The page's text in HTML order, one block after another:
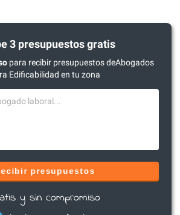
3 presupuestos gratis
para recibir presupuestos deAbogados
Edificabilidad en tu zona
presupuestos
y sin compromiso